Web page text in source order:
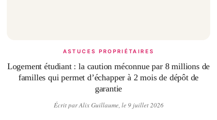
ASTUCES PROPRIÉTAIRES
Logement étudiant : la caution méconnue par 8 millions de
familles qui permet d’échapper à 2 mois de dépôt de
garantie
Écrit par Alix Guillaume, le 9 juillet 2026